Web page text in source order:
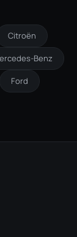
Citroën
Benz
Ford